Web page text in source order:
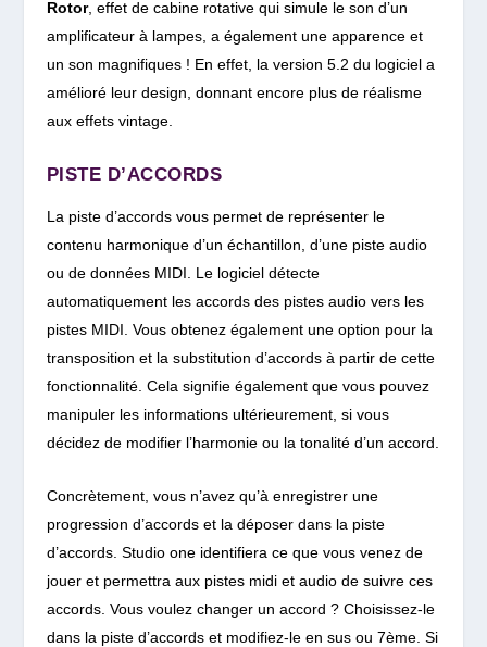
Rotor, effet de cabine rotative qui simule le son d’un
amplificateur à lampes, a également une apparence et
un son magnifiques ! En effet, la version 5.2 du logiciel a
amélioré leur design, donnant encore plus de réalisme
aux effets vintage.
PISTE D’ACCORDS
La piste d’accords vous permet de représenter le
contenu harmonique d’un échantillon, d’une piste audio
ou de données MIDI. Le logiciel détecte
automatiquement les accords des pistes audio vers les
pistes MIDI. Vous obtenez également une option pour la
transposition et la substitution d’accords à partir de cette
fonctionnalité. Cela signifie également que vous pouvez
manipuler les informations ultérieurement, si vous
décidez de modifier l’harmonie ou la tonalité d’un accord.
Concrètement, vous n’avez qu’à enregistrer une
progression d’accords et la déposer dans la piste
d’accords. Studio one identifiera ce que vous venez de
jouer et permettra aux pistes midi et audio de suivre ces
accords. Vous voulez changer un accord ? Choisissez-le
dans la piste d’accords et modifiez-le en sus ou 7ème. Si